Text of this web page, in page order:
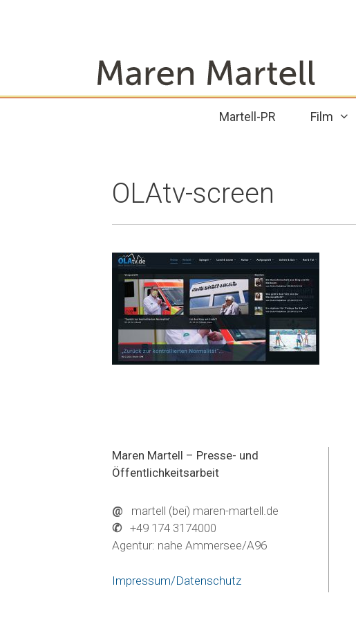
Martell-PR Film
OLAtv-screen
Maren Martell – Presse- und
Öffentlichkeitsarbeit
@ martell (bei) maren-martell.de
✆ +49 174 3174000
Agentur: nahe Ammersee/A96
Impressum/Datenschutz